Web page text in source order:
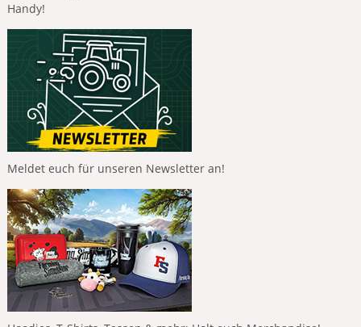
Handy!
Meldet euch für unseren Newsletter an!